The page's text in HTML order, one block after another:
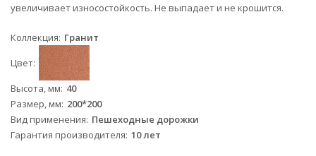
увеличивает износостойкость. Не выпадает и не крошится.
Коллекция Гранит
Цвет
Высота, мм 40
Размер, мм 200*200
Вид применения Пешеходные дорожки
Гарантия производителя 10 лет